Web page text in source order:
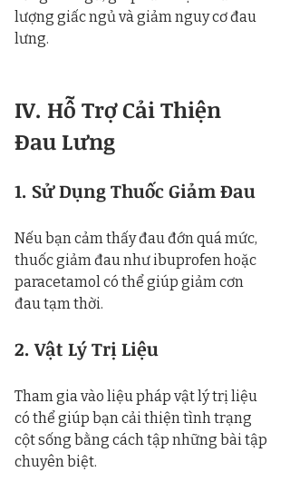
lượng giấc ngủ và giảm nguy cơ đau
lưng.
IV. Hỗ Trợ Cải Thiện
Đau Lưng
1. Sử Dụng Thuốc Giảm Đau
Nếu bạn cảm thấy đau đớn quá mức,
thuốc giảm đau như ibuprofen hoặc
paracetamol có thể giúp giảm cơn
đau tạm thời.
2. Vật Lý Trị Liệu
Tham gia vào liệu pháp vật lý trị liệu
có thể giúp bạn cải thiện tình trạng
cột sống bằng cách tập những bài tập
chuyên biệt.